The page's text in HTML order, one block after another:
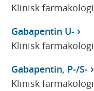
Klinisk farmakologi
Gabapentin U-
Klinisk farmakologi
Gabapentin, P-/S-
Klinisk farmakologi